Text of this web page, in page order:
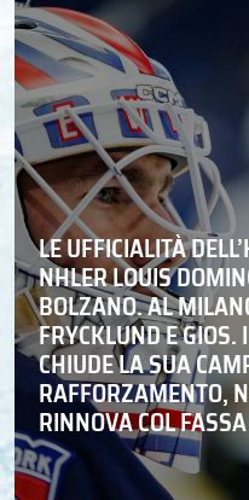
LE UFFICIALITÀ
NHLER LOUIS
BOLZANO. AL
FRYCKLUND E
CHIUDE LA SUA
RAFFORZAMENTO,
RINNOVA COL FASSA